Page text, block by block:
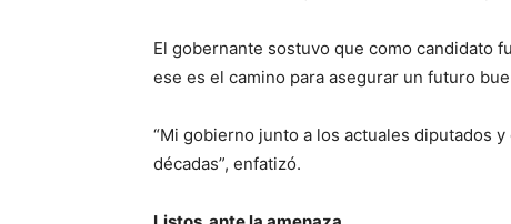
El gobernante sostuvo que como candidato
ese es el camino para asegurar un futuro
“Mi gobierno junto a los actuales diputados
décadas”, enfatizó.